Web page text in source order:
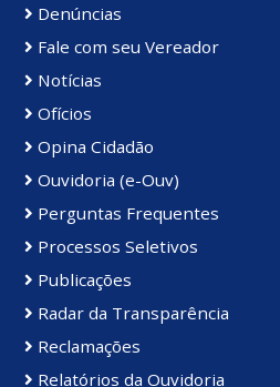
Denúncias
Fale com seu Vereador
Notícias
Ofícios
Opina Cidadão
Ouvidoria (e-Ouv)
Perguntas Frequentes
Processos Seletivos
Publicações
Radar da Transparência
Reclamações
Relatórios da Ouvidoria